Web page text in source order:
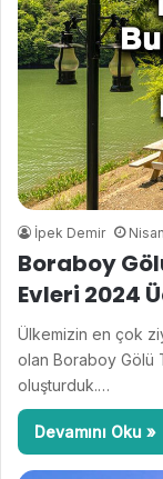
İpek Demir
Boraboy
Evleri 2024
Ülkemizin en çok
olan Boraboy Gölü
oluşturduk.…
Devamını Oku »